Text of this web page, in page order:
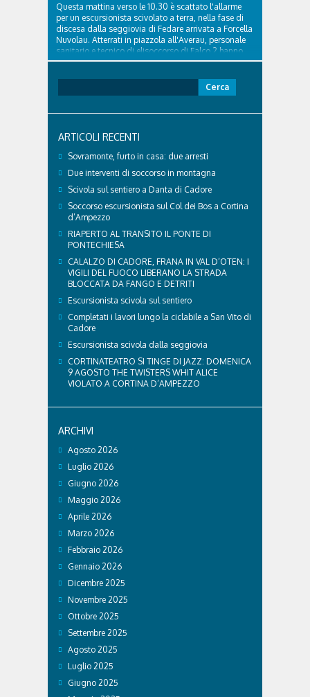
Questa mattina verso le 10.30 è scattato l'allarme
per un escursionista scivolato a terra, nella fase di
discesa dalla seggiovia di Fedare arrivata a Forcella
Nuvolau. Atterrati in piazzola all'Averau, personale
sanitario e tecnico di elisoccorso di Falco 2 hanno
raggiunto il 74enne di Teolo...
per:
ARTICOLI RECENTI
Sovramonte, furto in casa: due arresti
Due interventi di soccorso in montagna
Scivola sul sentiero a Danta di Cadore
Soccorso escursionista sul Col dei Bos a Cortina
d’Ampezzo
RIAPERTO AL TRANSITO IL PONTE DI
PONTECHIESA
CALALZO DI CADORE, FRANA IN VAL D’OTEN: I
VIGILI DEL FUOCO LIBERANO LA STRADA
BLOCCATA DA FANGO E DETRITI
Escursionista scivola sul sentiero
Completati i lavori lungo la ciclabile a San Vito di
Cadore
Escursionista scivola dalla seggiovia
CORTINATEATRO SI TINGE DI JAZZ: DOMENICA
9 AGOSTO THE TWISTERS WHIT ALICE
VIOLATO A CORTINA D’AMPEZZO
ARCHIVI
Agosto 2026
Luglio 2026
Giugno 2026
Maggio 2026
Aprile 2026
Marzo 2026
Febbraio 2026
Gennaio 2026
Dicembre 2025
Novembre 2025
Ottobre 2025
Settembre 2025
Agosto 2025
Luglio 2025
Giugno 2025